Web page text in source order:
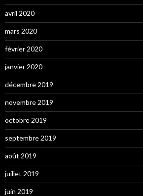
avril 2020
mars 2020
février 2020
janvier 2020
décembre 2019
novembre 2019
octobre 2019
septembre 2019
août 2019
juillet 2019
juin 2019